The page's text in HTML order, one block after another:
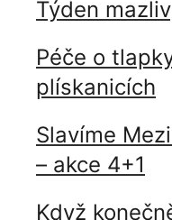
Týden
Péče o
plískanicích
Slavíme
– akce 4+1
Když